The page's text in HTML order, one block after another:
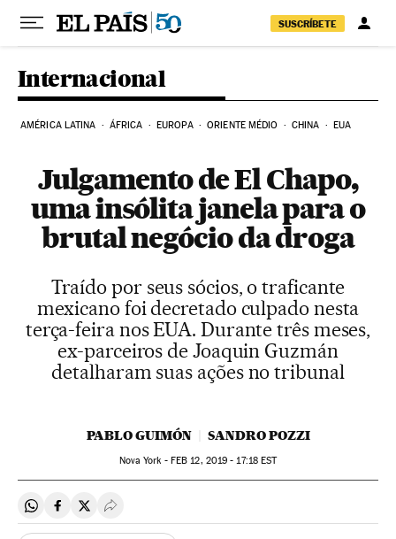
Pular para o conteúdo
SUSCRÍBETE
Internacional
AMÉRICA LATINA ÁFRICA EUROPA ORIENTE MÉDIO CHINA EUA
Julgamento de El Chapo,
uma insólita janela para o
brutal negócio da droga
Traído por seus sócios, o traficante
mexicano foi decretado culpado nesta
terça-feira nos EUA. Durante três meses,
ex-parceiros de Joaquin Guzmán
detalharam suas ações no tribunal
PABLO GUIMÓN SANDRO POZZI
Nova York - FEB 12, 2019 - 17:18EST
Compartir en Whatsapp
Compartir en Facebook
Compartir en Twitter
Desplegar Redes Sociales